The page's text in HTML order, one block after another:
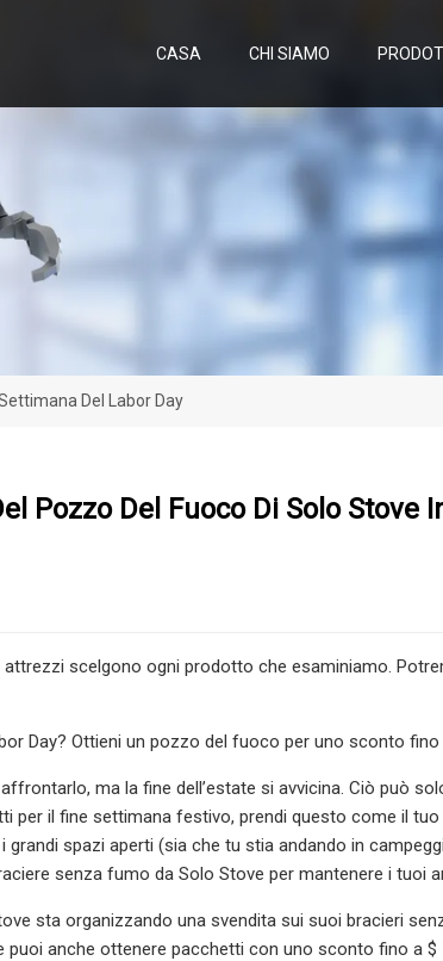
CASA CHI SIAMO
Del Labor Day
Pozzo Del Fuoco Di Solo Stove
scelgono ogni prodotto che esaminiamo.
Day? Ottieni un pozzo del fuoco per uno sconto fino
ma la fine dell’estate si avvicina. Ciò può
per il fine settimana festivo, prendi questo come il
grandi spazi aperti (sia che tu stia andando in
senza fumo da Solo Stove per mantenere i tuoi
sta organizzando una svendita sui suoi bracieri
puoi anche ottenere pacchetti con uno sconto fino a